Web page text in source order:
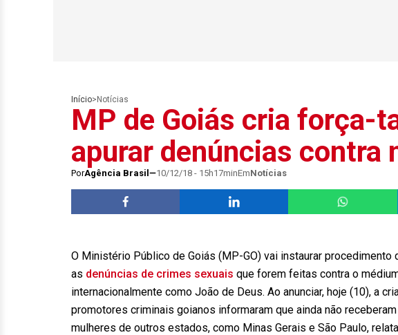
Início> Notícias
MP de Goiás cria força-
apurar denúncias contra
PorAgência Brasil 10/12/18 - 15h17minEmNotícias
O Ministério Público de Goiás (MP-GO) vai instaurar
as denúncias de crimes sexuais que forem feitas contra o
internacionalmente como João de Deus. Ao anunciar, hoje (10), a
promotores criminais goianos informaram que ainda não
mulheres de outros estados, como Minas Gerais e São Paulo,